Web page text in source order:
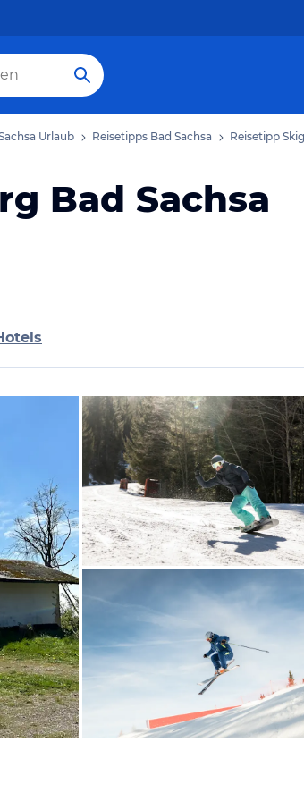
Urlaub Reisetipps Bad Sachsa Reisetipp
Bad Sachsa
Bild melden
vom Hotelier